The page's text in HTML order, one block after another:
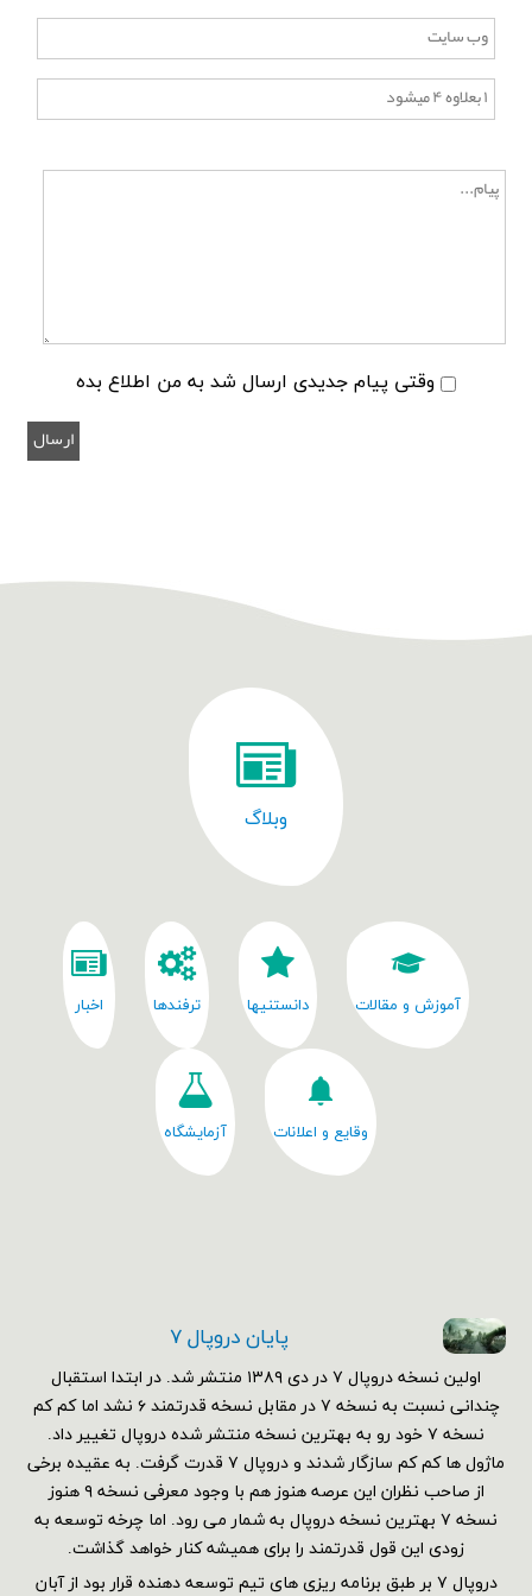
وقتی پیام جدیدی ارسال شد به من اطلاع بده
وبلاگ
آموزش و مقالات دانستنیها ترفندها اخبار
وقایع و اعلانات آزمایشگاه
پایان دروپال ۷
اولین نسخه دروپال ۷ در دی ۱۳۸۹ منتشر شد. در ابتدا استقبال
چندانی نسبت به نسخه ۷ در مقابل نسخه قدرتمند ۶ نشد اما کم کم
نسخه ۷ خود رو به بهترین نسخه منتشر شده دروپال تغییر داد.
ماژول ها کم کم سازگار شدند و دروپال ۷ قدرت گرفت. به عقیده برخی
از صاحب نظران این عرصه هنوز هم با وجود معرفی نسخه ۹ هنوز
نسخه ۷ بهترین نسخه دروپال به شمار می رود. اما چرخه توسعه به
زودی این قول قدرتمند را برای همیشه کنار خواهد گذاشت.
دروپال ۷ بر طبق برنامه ریزی های تیم توسعه دهنده قرار بود از آبان